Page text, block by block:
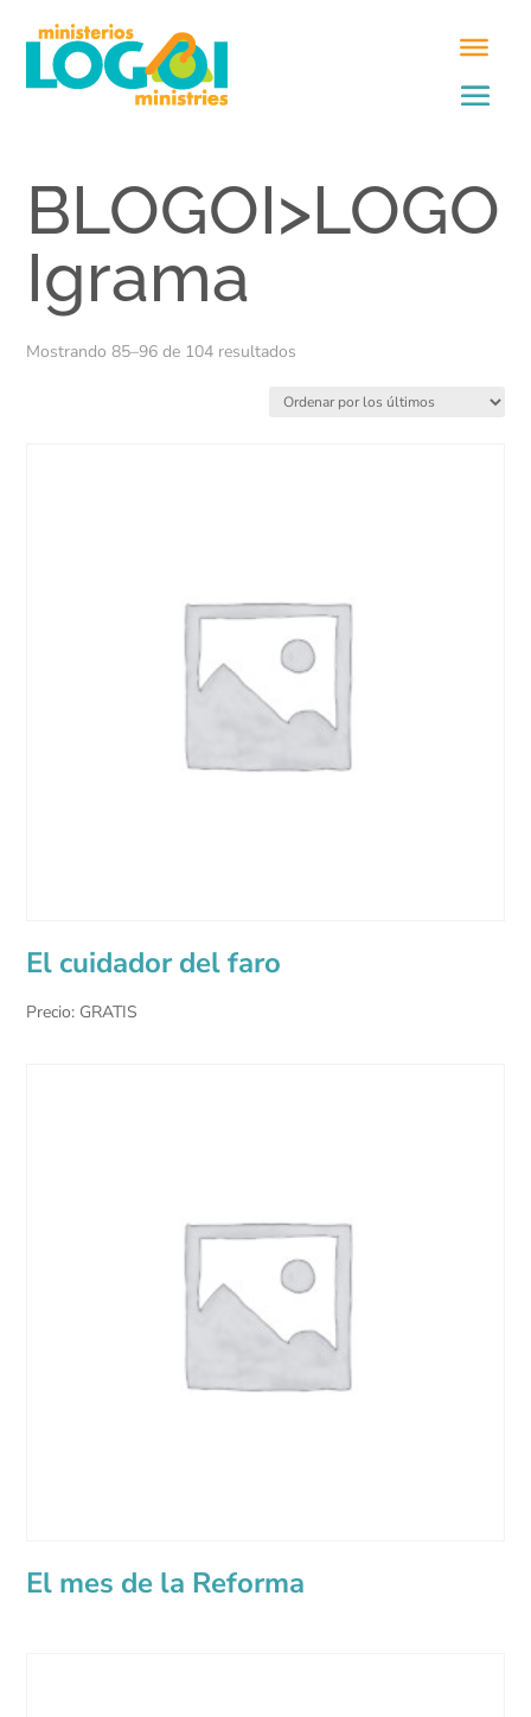
BLOGOI>LOGO
Igrama
Mostrando 85–96 de 104 resultados
El cuidador del faro
Precio: GRATIS
El mes de la Reforma